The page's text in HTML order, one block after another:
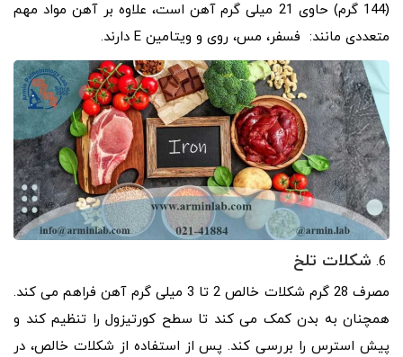
(144 گرم) حاوی 21 میلی گرم آهن است، علاوه بر آهن مواد مهم
متعددی مانند: فسفر، مس، روی و ویتامین E دارند.
شکلات تلخ
مصرف 28 گرم شکلات خالص 2 تا 3 میلی گرم آهن فراهم می کند.
همچنان به بدن کمک می کند تا سطح کورتیزول را تنظیم کند و
پیش استرس را بررسی کند. پس از استفاده از شکلات خالص، در